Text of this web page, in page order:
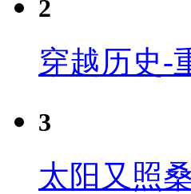
2
穿越历史-
3
太阳又照